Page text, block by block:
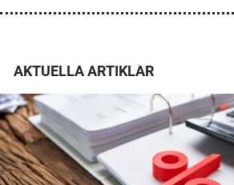
AKTUELLA ARTIKLAR